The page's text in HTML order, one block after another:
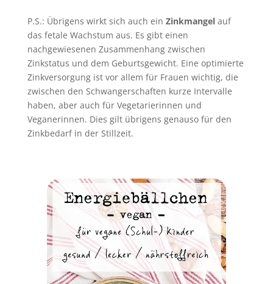
P.S.: Übrigens wirkt sich auch ein Zinkmangelauf
das fetale Wachstum aus. Es gibt einen
nachgewiesenen Zusammenhang zwischen
Zinkstatus und dem Geburtsgewicht. Eine optimierte
Zinkversorgung ist vor allem für Frauen wichtig, die
zwischen den Schwangerschaften kurze Intervalle
haben, aber auch für Vegetarierinnen und
Veganerinnen. Dies gilt übrigens genauso für den
Zinkbedarf in der Stillzeit.